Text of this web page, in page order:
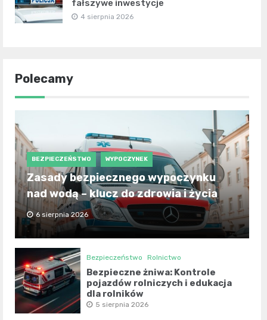
fałszywe inwestycje
4 sierpnia 2026
Polecamy
BEZPIECZEŃSTWO WYPOCZYNEK
Zasady bezpiecznego wypoczynku
nad wodą – klucz do zdrowia i życia
6 sierpnia 2026
Bezpieczeństwo Rolnictwo
Bezpieczne żniwa: Kontrole
pojazdów rolniczych i edukacja
dla rolników
5 sierpnia 2026